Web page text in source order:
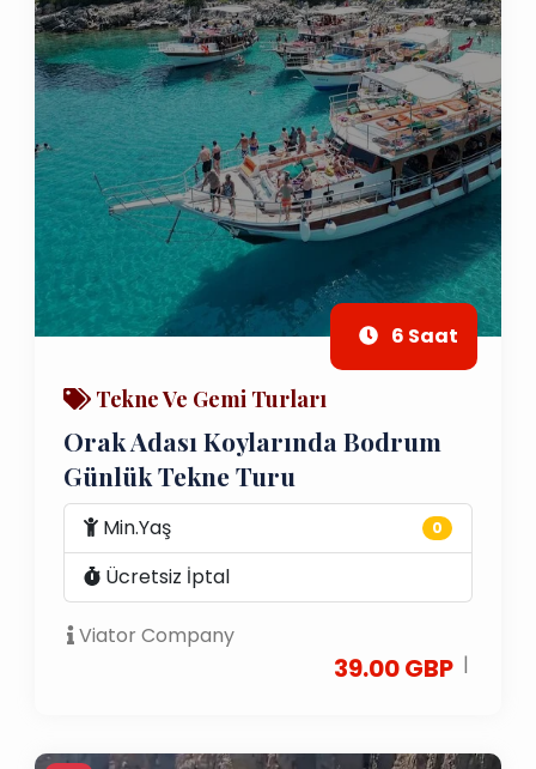
6 Saat
Tekne Ve Gemi Turları
Orak Adası Koylarında Bodrum
Günlük Tekne Turu
Min.Yaş 0
Ücretsiz İptal
Viator Company
39.00 GBP |